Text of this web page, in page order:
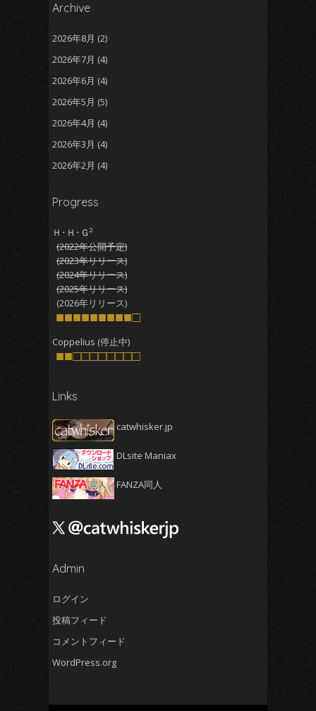
Archive
2026年8月 (2)
2026年7月 (4)
2026年6月 (4)
2026年5月 (5)
2026年4月 (4)
2026年3月 (4)
2026年2月 (4)
2025年12月
2025年11月
2025年10月(4)
2025年9月 (4)
2025年8月(5)
2025年7月(4)
(4)
2025年5月(5)
2025年3月
2025年2月(4)
2025年1月(5)
2024年12月(5)
2024年11月(5)
2024年9月(4)
2024年7月
Progress
Ｈ･Ｈ･Ｇ²
(2022年公開予定)
(2023年リリース)
(2024年リリース)
(2025年リリース)
(2026年リリース)
■■■■■■■■■□
Coppelius (停止中)
■■□□□□□□□□
Links
catwhisker.jp
DLsite Maniax
FANZA同人
Admin
ログイン
投稿フィード
コメントフィード
WordPress.org